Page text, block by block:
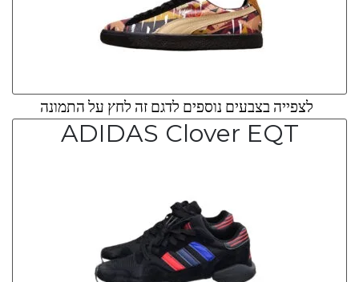
לצפייה בצבעים נוספים לדגם זה לחץ על התמונה
ADIDAS Clover EQT